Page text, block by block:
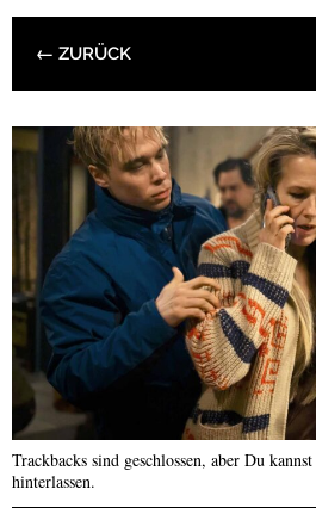
← ZURÜCK
Trackbacks sind geschlossen, aber Du kannst
hinterlassen.